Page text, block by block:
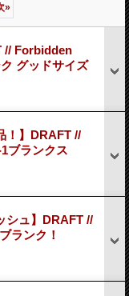
»
// Forbidden
グッドサイズ
！】DRAFT //
ブランクス
シュ】DRAFT //
ランク！